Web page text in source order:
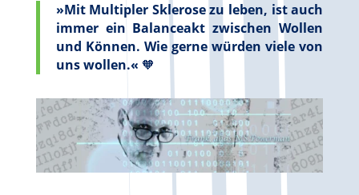
»Mit Multipler Sklerose zu leben, ist auch
immer ein Balanceakt zwischen Wollen
und Können. Wie gerne würden viele von
uns wollen.« 🧡